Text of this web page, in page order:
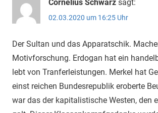
Cornelius Schwarz sagt:
02.03.2020 um 16:25 Uhr
Der Sultan und das Apparatschik.
Motivforschung. Erdogan hat ein
lebt von Tranferleistungen. Merkel hat
einst reichen Bundesrepublik eroberte
war das der kapitalistische Westen, den